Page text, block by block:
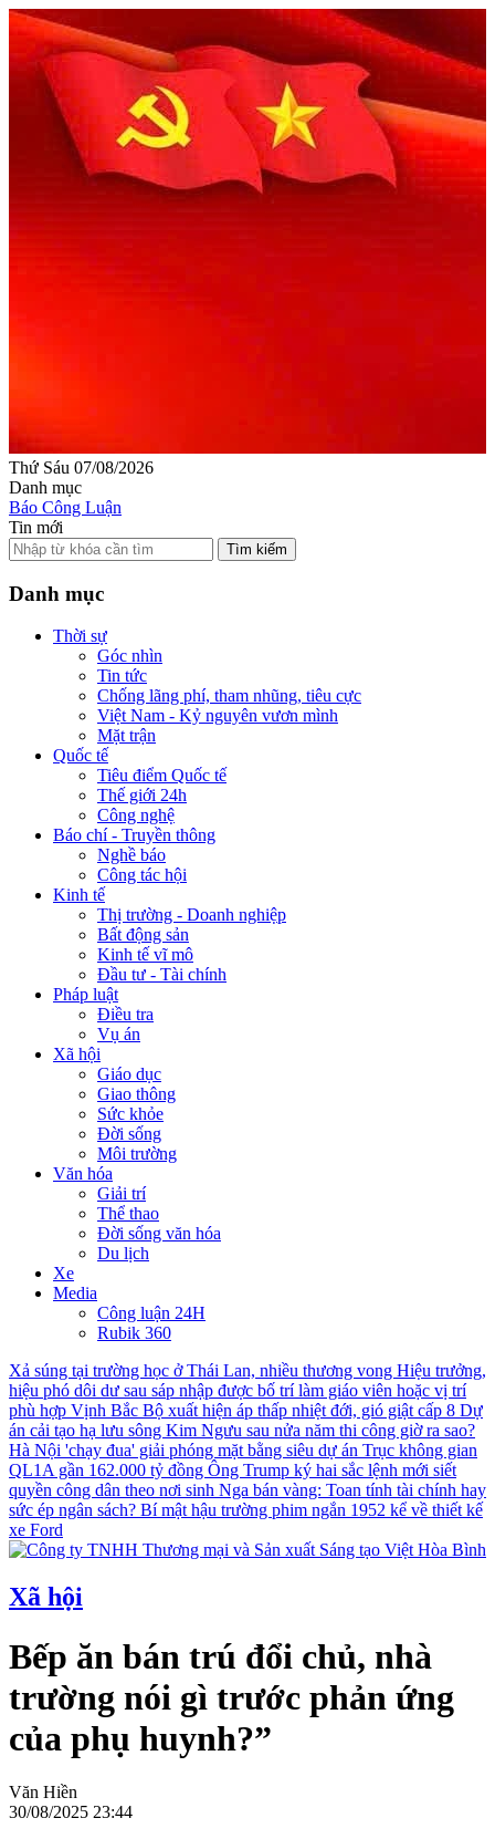
Thứ Sáu 07/08/2026
Danh mục
Báo Công Luận
Tin mới
Tìm kiếm
Danh mục
Thời sự
Góc nhìn
Tin tức
Chống lãng phí, tham nhũng, tiêu cực
Việt Nam - Kỷ nguyên vươn mình
Mặt trận
Quốc tế
Tiêu điểm Quốc tế
Thế giới 24h
Công nghệ
Báo chí - Truyền thông
Nghề báo
Công tác hội
Kinh tế
Thị trường - Doanh nghiệp
Bất động sản
Kinh tế vĩ mô
Đầu tư - Tài chính
Pháp luật
Điều tra
Vụ án
Xã hội
Giáo dục
Giao thông
Sức khỏe
Đời sống
Môi trường
Văn hóa
Giải trí
Thể thao
Đời sống văn hóa
Du lịch
Xe
Media
Công luận 24H
Rubik 360
Xả súng tại trường học ở Thái Lan, nhiều thương vong Hiệu trưởng,
hiệu phó dôi dư sau sáp nhập được bố trí làm giáo viên hoặc vị trí
phù hợp Vịnh Bắc Bộ xuất hiện áp thấp nhiệt đới, gió giật cấp 8 Dự
án cải tạo hạ lưu sông Kim Ngưu sau nửa năm thi công giờ ra sao?
Hà Nội 'chạy đua' giải phóng mặt bằng siêu dự án Trục không gian
QL1A gần 162.000 tỷ đồng Ông Trump ký hai sắc lệnh mới siết
quyền công dân theo nơi sinh Nga bán vàng: Toan tính tài chính hay
sức ép ngân sách? Bí mật hậu trường phim ngắn 1952 kể về thiết kế
xe Ford
Xã hội
Bếp ăn bán trú đổi chủ, nhà
trường nói gì trước phản ứng
của phụ huynh?”
Văn Hiền
30/08/2025 23:44